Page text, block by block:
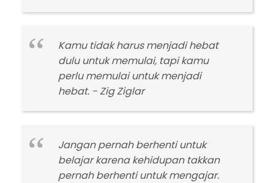
Kamu tidak harus menjadi hebat
dulu untuk memulai, tapi kamu
perlu memulai untuk menjadi
hebat. - Zig Ziglar
Jangan pernah berhenti untuk
belajar karena kehidupan takkan
pernah berhenti untuk mengajar.